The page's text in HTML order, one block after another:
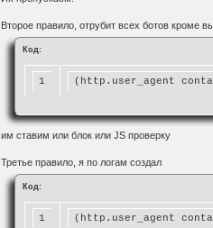
Второе правило, отрубит всех ботов кроме
Код:
1 (http.user_agent
им ставим или блок или JS проверку
Третье правило, я по логам создал
Код:
1 (http.user_agent